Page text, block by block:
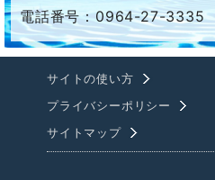
電話番号：0964-27-3335
サイトの使い方
プライバシーポリシー
サイトマップ